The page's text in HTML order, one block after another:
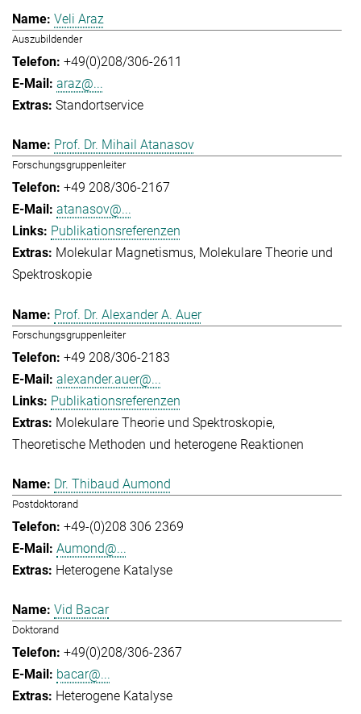
Veli Araz
Auszubildender
+49(0)208/306-2611
araz@...
Standortservice
Prof. Dr. Mihail Atanasov
Forschungsgruppenleiter
+49 208/306-2167
atanasov@...
Publikationsreferenzen
Molekular Magnetismus Molekulare Theorie und
Spektroskopie
Prof. Dr. Alexander A. Auer
Forschungsgruppenleiter
+49 208/306-2183
alexander.auer@...
Publikationsreferenzen
Molekulare Theorie und Spektroskopie
Theoretische Methoden und heterogene Reaktionen
Dr. Thibaud Aumond
Postdoktorand
+49-(0)208 306 2369
Aumond@...
Heterogene Katalyse
Vid Bacar
Doktorand
+49(0)208/306-2367
bacar@...
Heterogene Katalyse